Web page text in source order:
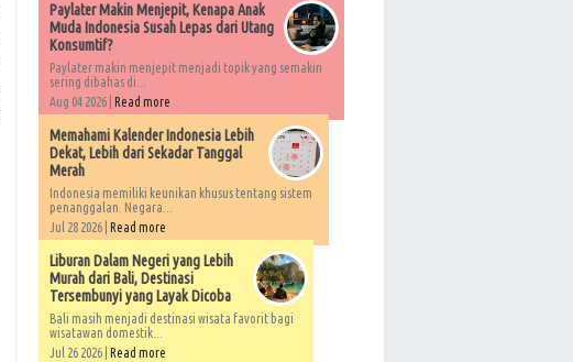
Paylater Makin Menjepit, Kenapa Anak
Muda Indonesia Susah Lepas dari Utang
Konsumtif?
Paylater makin menjepit menjadi topik yang semakin
sering dibahas di...
Aug 04 2026 | Read more
Memahami Kalender Indonesia Lebih
Dekat, Lebih dari Sekadar Tanggal
Merah
Indonesia memiliki keunikan khusus tentang sistem
penanggalan. Negara...
Jul 28 2026 | Read more
Liburan Dalam Negeri yang Lebih
Murah dari Bali, Destinasi
Tersembunyi yang Layak Dicoba
Bali masih menjadi destinasi wisata favorit bagi
wisatawan domestik...
Jul 26 2026 | Read more